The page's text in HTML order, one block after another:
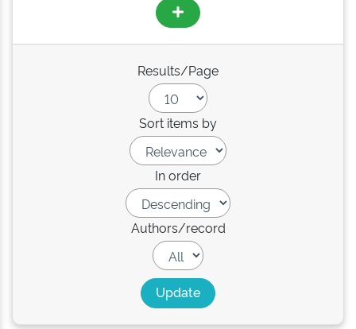
Results/Page
Sort items by
In order
Authors/record